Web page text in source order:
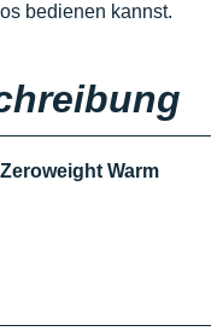
bedienen kannst.
Warm